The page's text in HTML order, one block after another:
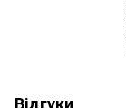
Відгуки